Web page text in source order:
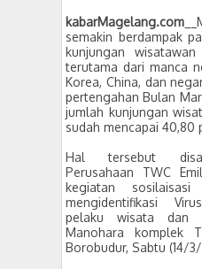
kabarMagelang.com
semakin berdampak
kunjungan
terutama dari manca
Korea, China, dan
pertengahan Bulan
jumlah kunjungan
sudah mencapai 40,80
Hal tersebut
Perusahaan TWC
kegiatan sosilaisasi
mengidentifikasi
pelaku wisata dan
Manohara komplek
Borobudur, Sabtu (14/